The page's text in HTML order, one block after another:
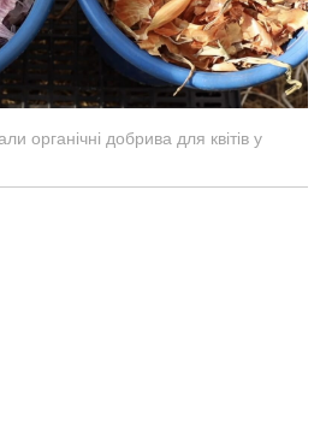
органічні добрива для квітів у